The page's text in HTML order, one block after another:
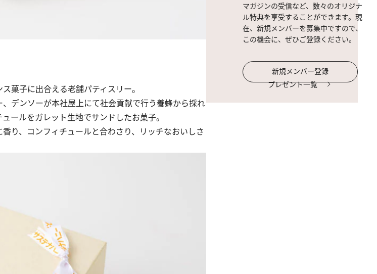
菓子に出合える老舗パティスリー。
デンソーが本社屋上にて社会貢献で行う養蜂から採れ
ールをガレット生地でサンドしたお菓子。
り、コンフィチュールと合わさり、リッチなおいしさ
マガジンの受信など、数々のオリジナ
ル特典を享受することができます。現
在、新規メンバーを募集中ですので、
この機会に、ぜひご登録ください。
新規メンバー登録
プレゼント一覧